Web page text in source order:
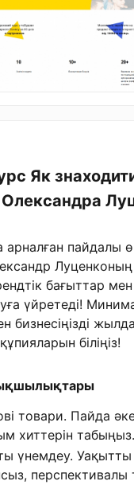
Як
Олександра
арналған пайдалы
бағыттар
үйретеді!
бизнесіңізді
біліңіз!
товари. Пайда
хиттерін табыңыз.
үнемдеу.
перспективалы